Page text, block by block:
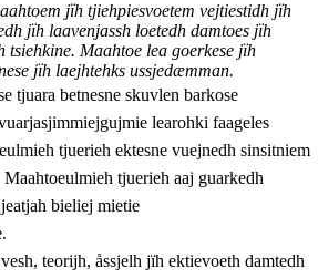
jïh skearkagimmien prinsihph
jïh evtiedimmie
jïh tjiehpiesvoetem vejtiestidh jïh
jïh laavenjassh loetedh damtoes jïh
tsiehkine. Maahtoe lea goerkese jïh
jïh laejhtehks ussjedæmman.
tjuara betnesne skuvlen barkose
learohki faageles
tjuerieh ektesne vuejnedh sinsitniem
tjuerieh aaj guarkedh
bieliej mietie
teorijh, åssjelh jïh ektievoeth damtedh